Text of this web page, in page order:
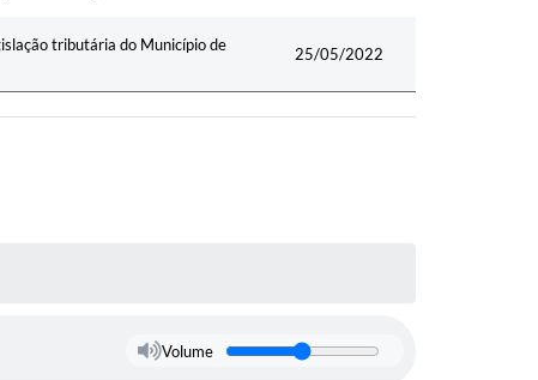
tributária do Município de
25/05/2022
Volume